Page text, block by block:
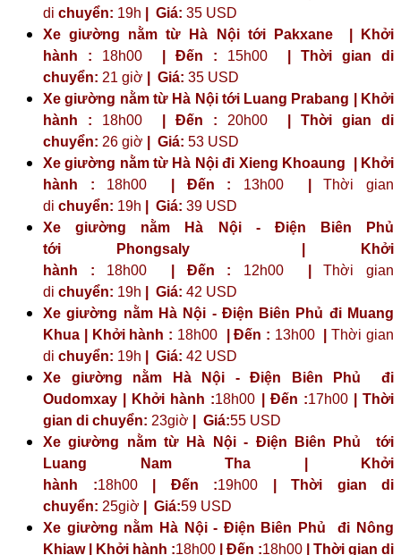
di chuyển: 19h Giá: 35 USD
Xe giường nằm từ Hà Nội tới Pakxane | Khởi
hành : 18h00 | Đến : 15h00 | Thời gian di
chuyển: 21 giờ | Giá: 35 USD
Xe giường nằm từ Hà Nội tới Luang Prabang | Khởi
hành : 18h00 | Đến : 20h00 | Thời gian di
chuyển: 26 giờ | Giá: 53 USD
Xe giường nằm từ Hà Nội đi Xieng Khoaung | Khởi
hành : 18h00 | Đến : 13h00|Thời gian
di chuyển: 19h Giá: 39 USD
Xe giường nằm Hà Nội - Điện Biên Phủ
tới
Phongsaly | Khởi
hành : 18h00 | Đến : 12h00|Thời gian
di chuyển: 19h Giá: 42 USD
Xe giường nằm Hà Nội - Điện Biên Phủ đi Muang
Khua | Khởi hành : 18h00| Đến : 13h00|Thời gian
di chuyển: 19h Giá: 42 USD
Xe giường nằm Hà Nội - Điện Biên Phủ đi
Oudomxay | Khởi hành :18h00 | Đến :17h00| Thời
gian di chuyển: 23giờ | Giá:55 USD
Xe giường nằm từ Hà Nội - Điện Biên Phủ tới
Luang Nam Tha | Khởi
hành :18h00| Đến :19h00 | Thời gian di
chuyển: 25giờ | Giá:59 USD
Xe giường nằm Hà Nội - Điện Biên Phủ đi Nông
Khiaw | Khởi hành :18h00 | Đến :18h00 | Thời gian di